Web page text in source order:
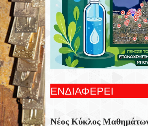
Πιλότος Της Ολυμπιακής
Τεράστιο Τζάμπο Με Έναν
Κινητήρα Πάνω Από Τις
Της Αθήνας
Ειδικό Χωροταξικό Για
Νέοι Κανόνες Για
Προορισμούς Υπό Πίεση
ΕΝΔΙΑΦΕΡΕΙ
Νέος Κύκλος